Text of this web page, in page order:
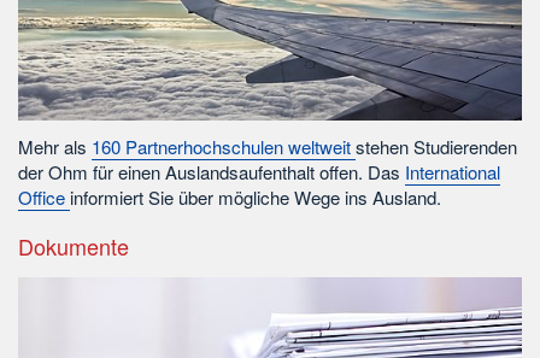
Mehr als 160 Partnerhochschulen weltweitstehen Studierenden
der Ohm für einen Auslandsaufenthalt offen. Das International
Officeinformiert Sie über mögliche Wege ins Ausland.
Dokumente